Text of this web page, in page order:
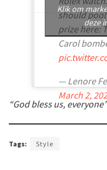
should
prize here:
Carol
— Lenore
March 2,
Klik om
deze
“God bless us, everyone”
Tags: Style